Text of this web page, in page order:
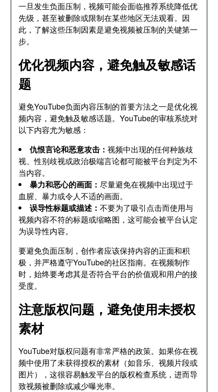
一旦发生负面压制，视频可能会面临推荐系统降低优
先级，甚至被删除或限制在某些地区无法观看。因
此，了解这些压制因素是避免视频被压制的关键第一
步。
优化视频内容，避免触及敏感话
题
避免YouTube负面内容压制的首要方法之一是优化视
频内容，避免触及敏感话题。YouTube的审核系统对
以下内容尤为敏感：
仇恨言论和恶意攻击：视频中出现的任何种族歧
视、性别歧视或政治极端言论都可能被平台判定为不
当内容。
暴力和恶心的画面：尽量避免在视频中出现过于
血腥、暴力或令人不适的画面。
误导性标题或描述：不要为了吸引点击而使用与
视频内容不符的标题或缩略图，这可能会被平台认定
为误导性内容。
要避免负面压制，创作者应该保持内容的正面和积
极，并严格遵守YouTube的社区指南。在视频制作
时，始终要考虑其是否符合平台的价值观和用户的接
受度。
注意版权问题，避免使用未授权
素材
YouTube对版权问题有非常严格的政策。如果你在视
频中使用了未获得授权的素材（如音乐、视频片段或
图片），这很容易触发平台的版权检查系统，进而导
致视频被删除或减少曝光率。